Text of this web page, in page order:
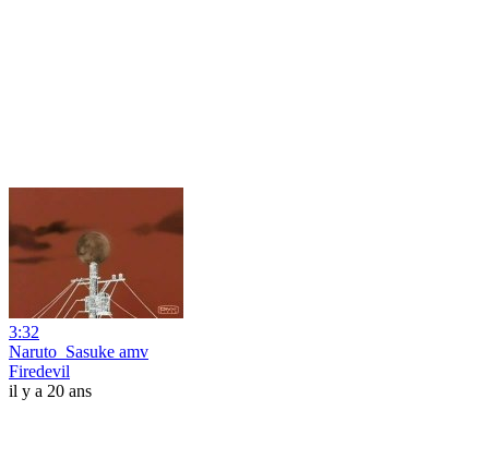
3:32
Naruto_Sasuke amv
Firedevil
il y a 20 ans